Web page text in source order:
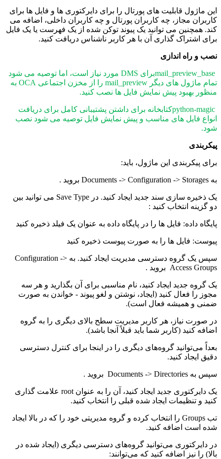
این ماژول قابلیت های پورتال را برای دایرکتوری ها و فایل ها برای
کاربران مجاز، چه کاربران پورتال و چه کاربران داخلی، اضافه می
کند. همچنین می توانید یک پیوند توکن شده از یک فهرست یا یک فایل
برای اشتراک گذاری آن با هر کاربر ناشناس دریافت کنید.
نصب و راه اندازی
mail_preview_baseبرای DMS مورد نیاز است، اما توصیه می شود
تمام ماژول های دیگر mail_preview را از مخزن اجتماعی OCA به
منظور بهبود پیش نمایش فایل ها نصب کنید.
python-magicکتابخانه برای داشتن پشتیبانی کامل برای دریافت
انواع فایل های مناسب و پیش نمایش فایل توصیه می شود نصب
شود.
پیکربندی
برای پیکربندی این ماژول، باید:
به Documents -> Configuration -> Storages بروید .
یک ذخیره سازی سند جدید ایجاد کنید. در Save Type می توانید بین
دو گزینه انتخاب کنید :
پایگاه داده: فایل ها را در پایگاه داده به عنوان یک فیلد ذخیره کنید
پیوست: فایل ها را به صورت پیوست ذخیره کنید
سپس یک گروه دسترسی مدیریت ایجاد کنید. به Configuration ->
Access Groups بروید .
یک گروه جدید ایجاد کنید، نام مناسبی برای آن بگذارید و هر سه
مجوز را فعال کنید (ایجاد، نوشتن و لغو پیوند - خواندن به صورت
ضمنی و همیشه فعال است).
در صورت نیاز، هر کاربر مدیریت سطح بالای دیگری را به گروه
اضافه کنید (کاربر شما باید قبلاً آنجا باشد).
بعداً می‌توانید گروه‌های دیگری را در اینجا برای کنترل دسترسی
دقیق ایجاد کنید.
سپس به Documents -> Directories بروید .
یک دایرکتوری جدید ایجاد کنید، آن را به عنوان root علامت گذاری
کنید و تنظیمات ایجاد شده قبلی را انتخاب کنید.
تب Groups را انتخاب کرده و گروه مدیریتی خود را که در بالا ایجاد
شده است اضافه کنید.
در دایرکتوری می‌توانید گروه‌های دسترسی دیگری (ایجاد شده در
بالا) را نیز اضافه کنید که می‌توانند: